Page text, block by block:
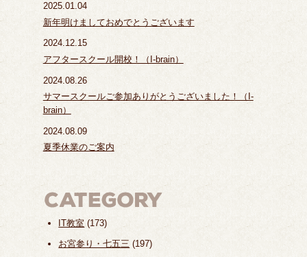
2025.01.04
新年明けましておめでとうございます
2024.12.15
アフタースクール開校！（I-brain）
2024.08.26
サマースクールご参加ありがとうございました！（I-
brain）
2024.08.09
夏季休業のご案内
IT教室 (173)
お宮参り・七五三 (197)